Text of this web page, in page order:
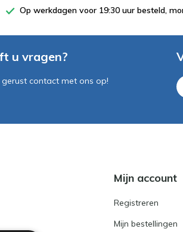
Op werkdagen voor 19:30 uur besteld,
u vragen?
gerust contact met ons op!
Mijn account
Registreren
Mijn bestellingen